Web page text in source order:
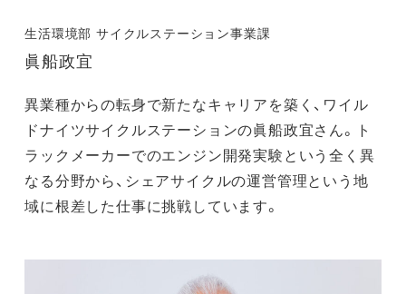
生活環境部 サイクルステーション事業課
眞船政宜
異業種からの転身で新たなキャリアを築く、ワイル
ドナイツサイクルステーションの眞船政宜さん。ト
ラックメーカーでのエンジン開発実験という全く異
なる分野から、シェアサイクルの運営管理という地
域に根差した仕事に挑戦しています。